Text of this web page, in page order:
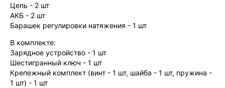
Цепь - 2 шт
АКБ - 2 шт
Барашек регулировки натяжения - 1 шт
В комплекте:
Зарядное устройство - 1 шт
Шестигранный ключ - 1 шт
Крепежный комплект (винт - 1 шт, шайба - 1 шт, пружина -
1 шт) - 1 шт